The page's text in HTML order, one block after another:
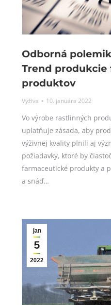
Odborná
Trend produkcie
produktov
Výživa 10. januára 2022
Vo výrobe rastlinných
uplatňuje zásada, aby
výživnej kvality plnili aj
požiadavky, ktoré by
farmaceutické produkty a
a snáď…
jan
5
2022